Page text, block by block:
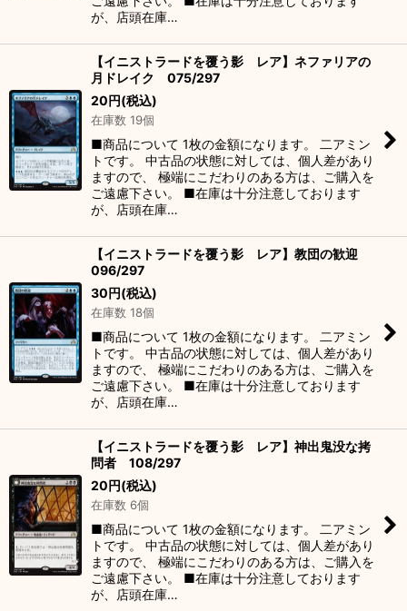
が、店頭在庫…
【イニストラードを覆う影 レア】ネファリアの
月ドレイク 075/297
20円(税込)
在庫数 19個
■商品について 1枚の金額になります。 二アミン
トです。 中古品の状態に対しては、個人差があり
ますので、 極端にこだわりのある方は、ご購入を
ご遠慮下さい。 ■在庫は十分注意しております
が、店頭在庫…
【イニストラードを覆う影 レア】教団の歓迎
096/297
30円(税込)
在庫数 18個
■商品について 1枚の金額になります。 二アミン
トです。 中古品の状態に対しては、個人差があり
ますので、 極端にこだわりのある方は、ご購入を
ご遠慮下さい。 ■在庫は十分注意しております
が、店頭在庫…
【イニストラードを覆う影 レア】神出鬼没な拷
問者 108/297
20円(税込)
在庫数 6個
■商品について 1枚の金額になります。 二アミン
トです。 中古品の状態に対しては、個人差があり
ますので、 極端にこだわりのある方は、ご購入を
ご遠慮下さい。 ■在庫は十分注意しております
が、店頭在庫…